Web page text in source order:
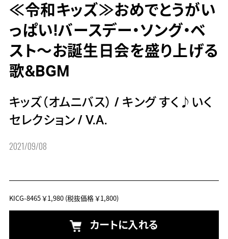
≪令和キッズ≫おめでとうがい
っぱい!バースデー・ソング・ベ
スト～お誕生日会を盛り上げる
歌&BGM
キッズ（オムニバス） / キング すく♪いく
セレクション / V.A.
2021/09/08
KICG-8465￥1,980(税抜価格 ￥1,800)
カートに入れる